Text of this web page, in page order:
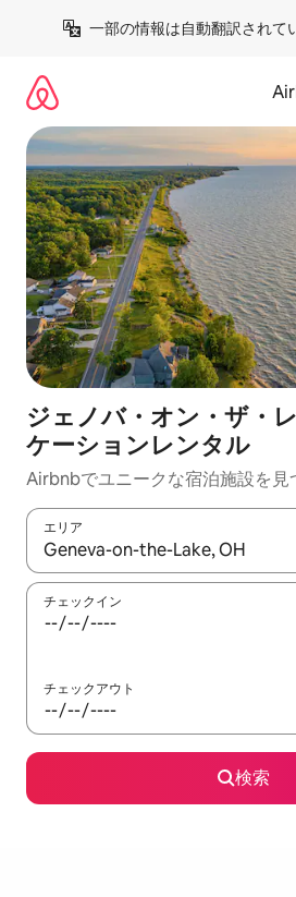
一部の情報は自動翻訳されて
ジェノバ・オン・ザ・
ケーションレンタル
Airbnbでユニークな宿泊施設を見
エリア
検索結果が表示されたら、上下の
チェックイン
チェックアウト
検索